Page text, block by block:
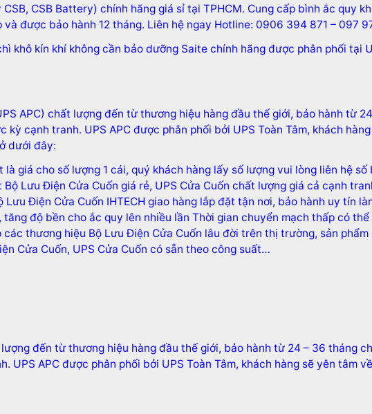
CSB, CSB Battery) chính hãng giá sỉ tại TPHCM. Cung cấp bình ắc quy
được bảo hành 12 tháng. Liên hệ ngay Hotline: 0906 394 871 – 097
khô kín khí không cần bảo dưỡng Saite chính hãng được phân phối tại
APC) chất lượng đến từ thương hiệu hàng đầu thế giới, bảo hành từ
kỳ cạnh tranh. UPS APC được phân phối bởi UPS Toàn Tâm, khách
dưới đây:
là giá cho số lượng 1 cái, quý khách hàng lấy số lượng vui lòng liên hệ
Lưu Điện Cửa Cuốn giá rẻ, UPS Cửa Cuốn chất lượng giá cả cạnh
Lưu Điện Cửa Cuốn IHTECH giao hàng lắp đặt tận nơi, bảo hành uy tín
tăng độ bền cho ắc quy lên nhiều lần Thời gian chuyển mạch thấp có
thương hiệu Bộ Lưu Điện Cửa Cuốn lâu đời trên thị trường, sản
Cửa Cuốn, UPS Cửa Cuốn có sẵn theo công suất…
đến từ thương hiệu hàng đầu thế giới, bảo hành từ 24 – 36 tháng
UPS APC được phân phối bởi UPS Toàn Tâm, khách hàng sẽ yên tâm